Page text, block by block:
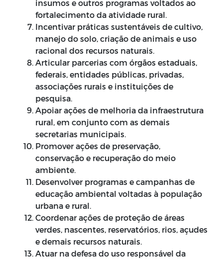
insumos e outros programas voltados ao
fortalecimento da atividade rural.
Incentivar práticas sustentáveis de cultivo,
manejo do solo, criação de animais e uso
racional dos recursos naturais.
Articular parcerias com órgãos estaduais,
federais, entidades públicas, privadas,
associações rurais e instituições de
pesquisa.
Apoiar ações de melhoria da infraestrutura
rural, em conjunto com as demais
secretarias municipais.
Promover ações de preservação,
conservação e recuperação do meio
ambiente.
Desenvolver programas e campanhas de
educação ambiental voltadas à população
urbana e rural.
Coordenar ações de proteção de áreas
verdes, nascentes, reservatórios, rios, açudes
e demais recursos naturais.
Atuar na defesa do uso responsável da